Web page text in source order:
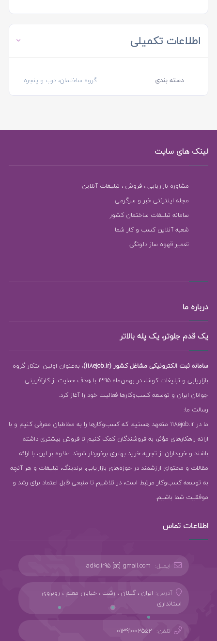
اطلاعات تکمیلی
دسته بندی گروه ساختمان، درب و پنجره
لینک های سایت
مشاوره بازاریابی ، فروش ، تبلیغات آنلاین
مجله اینترنتی خبر و سرگرمی
سامانه تبلیغات ساختمان کشور
شعبه آنلاین کسب و کار شما
تعمیر قهوه ساز دلونگی
درباره ما
یک قدم جلوتر، یک پله بالاتر
سامانه ثبت الکترونیکی مشاغل کشور (118ejob.ir)
، به‌عنوان اولین ابتکار گروه
بازاریابی و تبلیغات کوشا، در بهمن‌ماه 1395 با هدف حمایت از کارآفرینی
جوانان ایران و توسعه کسب‌وکارها فعالیت خود را آغاز کرد.
رسالت ما:
ما در 118ejob.ir متعهد هستیم که کسب‌وکارها را به مخاطبان معرفی کنیم و با
ارائه راهکارهای مؤثر، به فروشندگان کمک کنیم تا فروش بیشتری داشته
باشند و خریداران از تجربه خرید بهتری برخوردار شوند. علاوه بر این، با ارائه
مقالات و محتوای ارزشمند در حوزه‌های بازاریابی، برندینگ، تبلیغات و هر آنچه
به توسعه کسب‌وکار مرتبط است، در تلاشیم تا منبعی قابل اعتماد برای رشد و
موفقیت شما باشیم.
اطلاعات تماس
ایمیل: adko.ir95 [at] gmail.com
آدرس: ایران ، گیلان ، رشت ، خیابان معلم ، روبروی
استانداری
تلفن: 01391002552